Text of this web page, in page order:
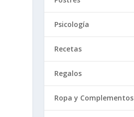
Psicología
Recetas
Regalos
Ropa y Complementos